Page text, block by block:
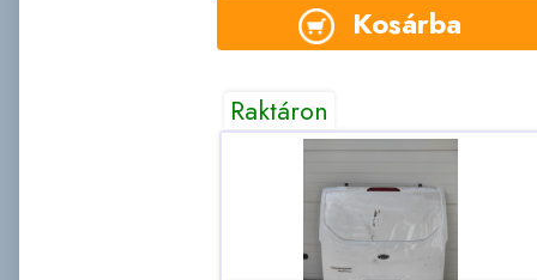
Kosárba
Raktáron